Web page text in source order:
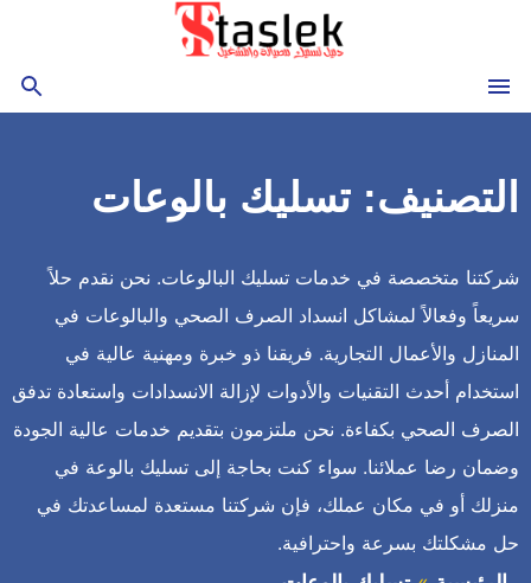
المحتوى
القائمة بحث
التصنيف: تسليك بالوعات
شركتنا متخصصة في خدمات تسليك البالوعات. نحن نقدم حلاً
سريعاً وفعالاً لمشاكل انسداد الصرف الصحي والبالوعات في
المنازل والأعمال التجارية. فريقنا ذو خبرة ومهنية عالية في
استخدام أحدث التقنيات والأدوات لإزالة الانسدادات واستعادة تدفق
الصرف الصحي بكفاءة. نحن ملتزمون بتقديم خدمات عالية الجودة
وضمان رضا عملائنا. سواء كنت بحاجة إلى تسليك بالوعة في
منزلك أو في مكان عملك، فإن شركتنا مستعدة لمساعدتك في
حل مشكلتك بسرعة واحترافية.